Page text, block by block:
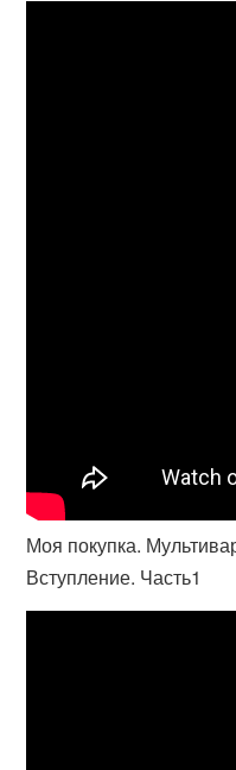
Моя покупка.
Вступление. Часть1